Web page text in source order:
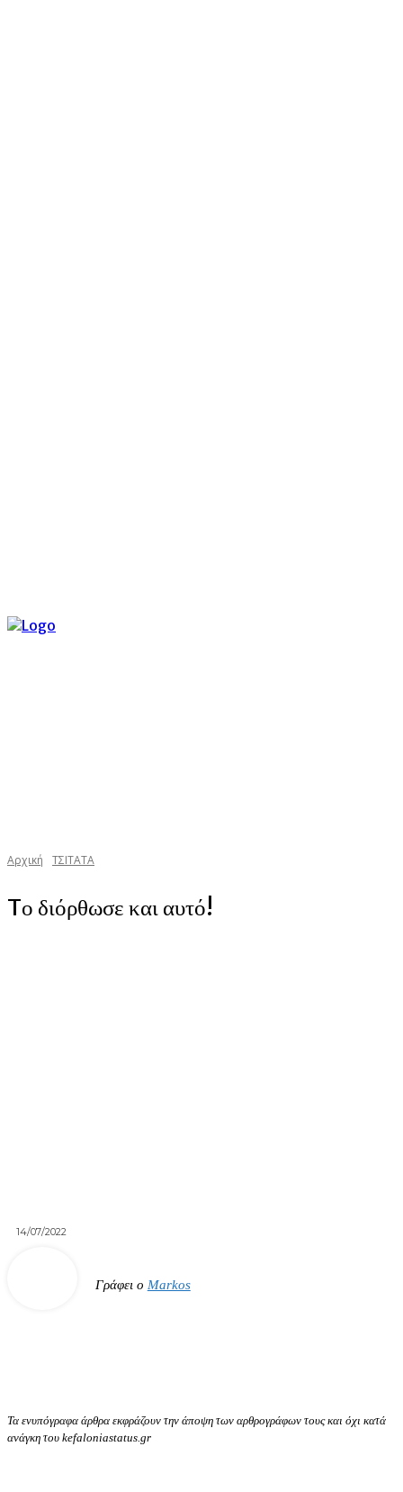
Αρχική TΣΙΤΑΤΑ
Tο διόρθωσε και αυτό!
14/07/2022
Γράφει ο Markos
Τα ενυπόγραφα άρθρα εκφράζουν την άποψη των αρθρογράφων τους και όχι κατά
ανάγκη του kefaloniastatus.gr